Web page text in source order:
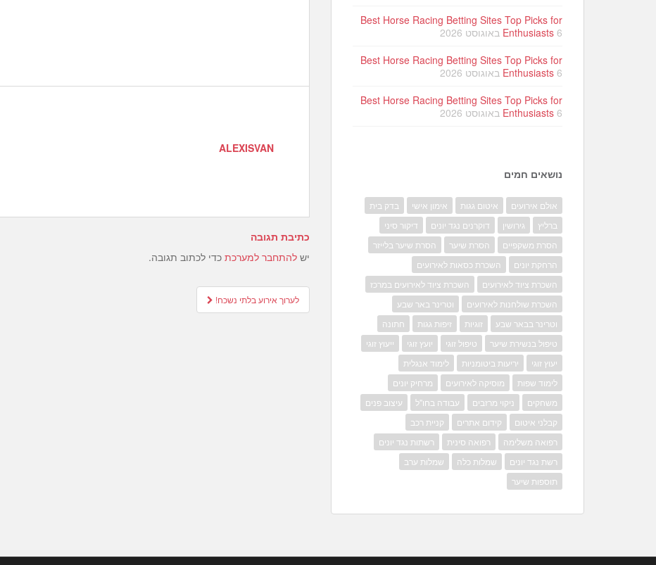
ALEXISVAN
כתיבת תגובה
יש להתחבר למערכת כדי לכתוב תגובה.
Post
navigation
לערוך אירוע בלתי נשכח!
Best Horse Racing Betting Sites Top Picks for
Enthusiasts 6 באוגוסט 2026
Best Horse Racing Betting Sites Top Picks for
Enthusiasts 6 באוגוסט 2026
Best Horse Racing Betting Sites Top Picks for
Enthusiasts 6 באוגוסט 2026
נושאים חמים
אולם אירועים איטום גגות אימון אישי
בדק בית
ברליץ
גירושין דוקרנים נגד יונים
דיקור סיני
הסרת משקפיים
הסרת שיער
הסרת שיער בלייזר
הרחקת יונים
השכרת כסאות לאירועים
השכרת ציוד לאירועים
השכרת ציוד לאירועים במרכז
השכרת שולחנות לאירועים
וטרינר באר שבע
וטרינר בבאר שבע
זוגיות זיפות גגות
חתונה
טיפול בנשירת שיער
טיפול זוגי יועץ זוגי
ייעוץ זוגי
יעוץ זוגי
יריעות ביטומניות
לימוד אנגלית
לימוד שפות
מוסיקה לאירועים
מרחיק יונים
משחקים
ניקוי מרזבים עבודה בחו"ל
עיצוב פנים
קבלני איטום
קידום אתרים
קניית רכב
רפואה משלימה
רפואה סינית
רשתות נגד יונים
רשת נגד יונים
שמלות כלה
שמלות ערב
תוספות שיער